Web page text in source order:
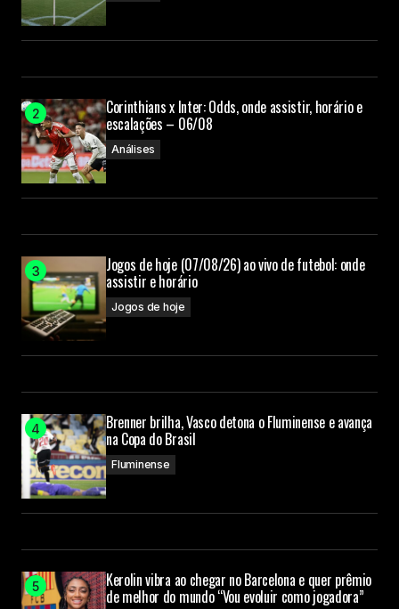
Corinthians x Inter: Odds, onde assistir, horário e
escalações – 06/08
Análises
Jogos de hoje (07/08/26) ao vivo de futebol: onde
assistir e horário
Jogos de hoje
Brenner brilha, Vasco detona o Fluminense e avança
na Copa do Brasil
Fluminense
Kerolin vibra ao chegar no Barcelona e quer prêmio
de melhor do mundo “Vou evoluir como jogadora”